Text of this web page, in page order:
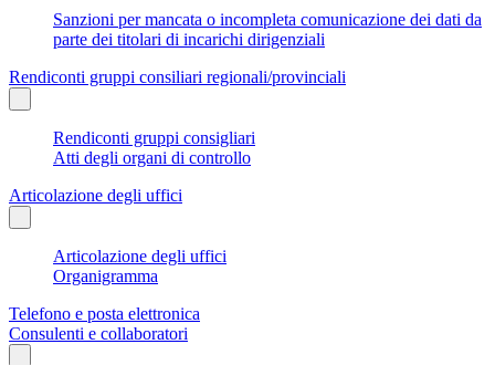
Sanzioni per mancata o incompleta comunicazione dei dati da
parte dei titolari di incarichi dirigenziali
Rendiconti gruppi consiliari regionali/provinciali
Rendiconti gruppi consigliari
Atti degli organi di controllo
Articolazione degli uffici
Articolazione degli uffici
Organigramma
Telefono e posta elettronica
Consulenti e collaboratori